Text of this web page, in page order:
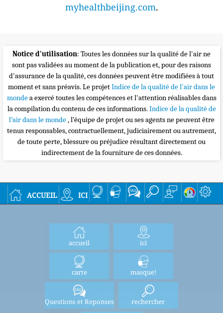
myhealthbeijing.com.
Notice d'utilisation: Toutes les données sur la qualité de l'air ne
sont pas validées au moment de la publication et, pour des raisons
d'assurance de la qualité, ces données peuvent être modifiées à tout
moment et sans préavis. Le projetIndice de la qualité de l'air dans le
mondea exercé toutes les compétences et l'attention réalisables dans
la compilation du contenu de ces informations.Indice de la qualité de
l’air dans le monde, l’équipe de projet ou ses agents ne peuvent être
tenus responsables, contractuellement, judiciairement ou autrement,
de toute perte, blessure ou préjudice résultant directement ou
indirectement de la fourniture de ces données.
accueil ici
accueil ici
carte masque!
Questions et Reponses rechercher